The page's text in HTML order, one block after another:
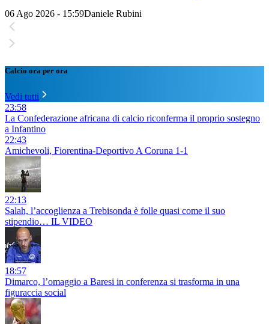
06 Ago 2026 - 15:59Daniele Rubini
Calcio ora per ora
Vedi tutti
23:58
La Confederazione africana di calcio riconferma il proprio sostegno
a Infantino
22:43
Amichevoli, Fiorentina-Deportivo A Coruna 1-1
22:13
Salah, l’accoglienza a Trebisonda è folle quasi come il suo
stipendio… IL VIDEO
18:57
Dimarco, l’omaggio a Baresi in conferenza si trasforma in una
figuraccia social